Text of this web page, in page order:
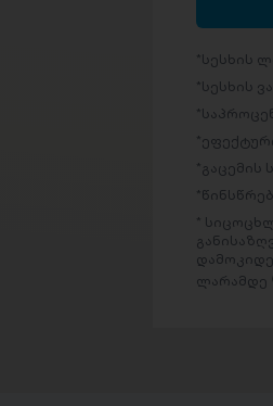
სესხის
სესხის
გაცემის
ლარამდე